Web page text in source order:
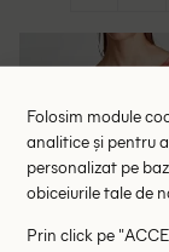
Folosim module
analitice și pentru
personalizat pe
obiceiurile tale de
Prin click pe